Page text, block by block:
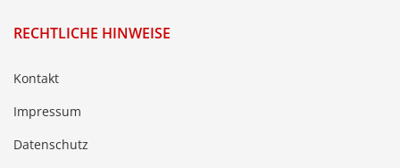
RECHTLICHE HINWEISE
Kontakt
Impressum
Datenschutz